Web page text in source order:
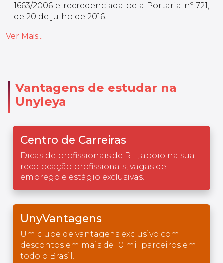
1663/2006 e recredenciada pela Portaria nº 721,
de 20 de julho de 2016.
Ver Mais...
Vantagens de estudar na
Unyleya
Centro de Carreiras
Dicas de profissionais de RH, apoio na sua
recolocação profissionais, vagas de
emprego e estágio exclusivas.
UnyVantagens
Um clube de vantagens exclusivo com
descontos em mais de 10 mil parceiros em
todo o Brasil.